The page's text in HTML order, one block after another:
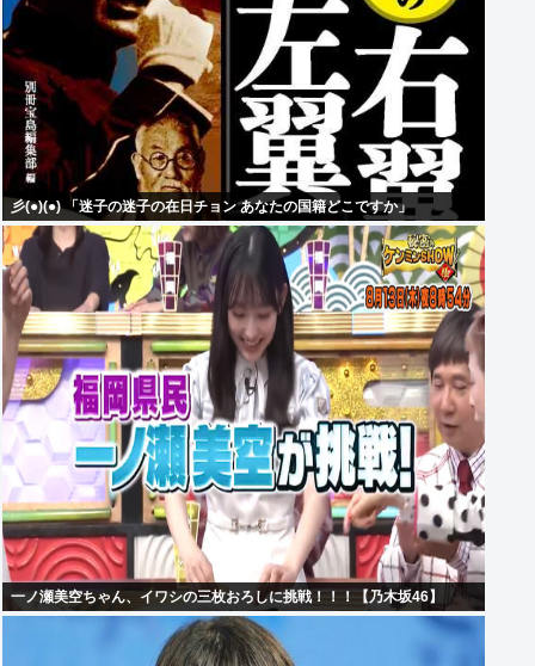
彡(●)(●) 「迷子の迷子の在日チョン あなたの国籍どこですか」
一ノ瀬美空ちゃん、イワシの三枚おろしに挑戦！！！【乃木坂46】